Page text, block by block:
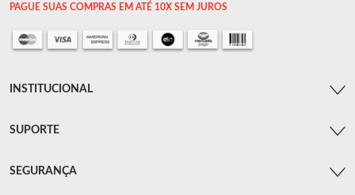
PAGUE SUAS COMPRAS EM ATÉ 10X SEM JUROS
INSTITUCIONAL
SUPORTE
SEGURANÇA